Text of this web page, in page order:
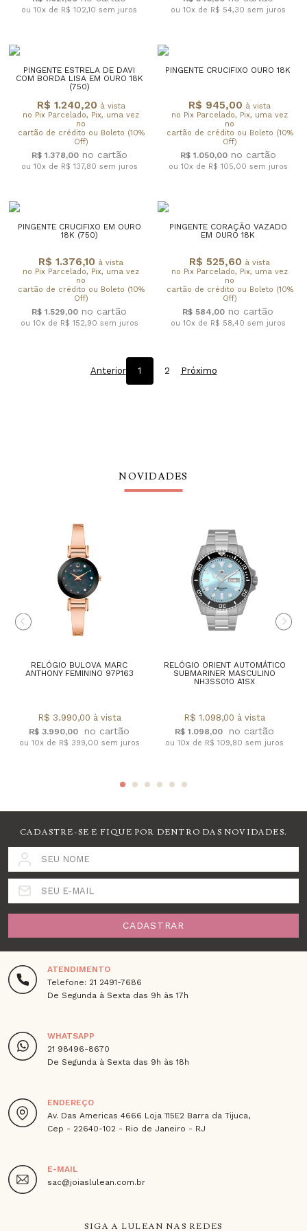
ou 10x de R$ 102,10 sem juros ou 10x de R$ 54,30 sem juros
PINGENTE ESTRELA DE DAVI
COM BORDA LISA EM OURO 18K
(750)
R$ 1.240,20 à vista
no Pix Parcelado, Pix, uma vez
no
cartão de crédito ou Boleto (10%
Off)
R$ 1.378,00
ou 10x de R$ 137,80 sem juros
PINGENTE CRUCIFIXO OURO 18K
R$ 945,00 à vista
no Pix Parcelado, Pix, uma vez
no
cartão de crédito ou Boleto (10%
Off)
R$ 1.050,00
ou 10x de R$ 105,00 sem juros
PINGENTE CRUCIFIXO EM OURO
18K (750)
R$ 1.376,10 à vista
no Pix Parcelado, Pix, uma vez
no
cartão de crédito ou Boleto (10%
Off)
R$ 1.529,00
ou 10x de R$ 152,90 sem juros
PINGENTE CORAÇÃO VAZADO
EM OURO 18K
R$ 525,60 à vista
no Pix Parcelado, Pix, uma vez
no
cartão de crédito ou Boleto (10%
Off)
R$ 584,00
ou 10x de R$ 58,40 sem juros
Anterior 1 2 Próximo
NOVIDADES
RELÓGIO BULOVA MARC
ANTHONY FEMININO 97P163
R$ 3.990,00
R$ 3.990,00 à vista
ou 10x de R$ 399,00 sem juros
RELÓGIO ORIENT AUTOMÁTICO
SUBMARINER MASCULINO
NH3SS010 A1SX
R$ 1.098,00
R$ 1.098,00 à vista
ou 10x de R$ 109,80 sem juros
CADASTRE-SE E FIQUE POR DENTRO DAS NOVIDADES.
SEU NOME
SEU E-MAIL
CADASTRAR
ATENDIMENTO
Telefone: 21 2491-7686
De Segunda à Sexta das 9h às 17h
WHATSAPP
21 98496-8670
De Segunda à Sexta das 9h às 18h
ENDEREÇO
Av. Das Americas 4666 Loja 115E2 Barra da Tijuca,
Cep - 22640-102 - Rio de Janeiro - RJ
E-MAIL
sac@joiaslulean.com.br
SIGA A LULEAN NAS REDES